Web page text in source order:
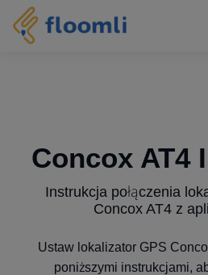
Concox AT4
Instrukcja połączenia
Concox AT4 z
Ustaw lokalizator GPS
poniższymi instrukcjami,